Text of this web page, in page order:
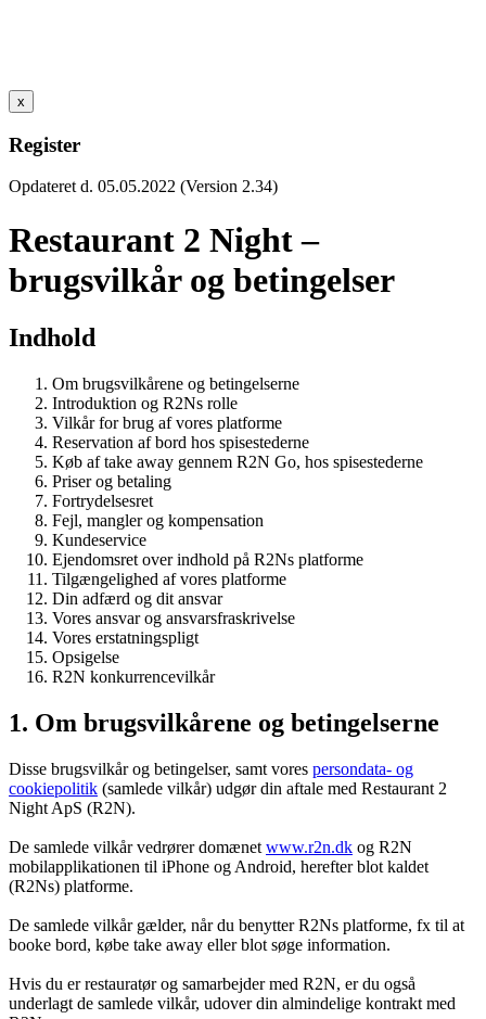
x
Register
Opdateret d. 05.05.2022 (Version 2.34)
Restaurant 2 Night –
brugsvilkår og betingelser
Indhold
Om brugsvilkårene og betingelserne
Introduktion og R2Ns rolle
Vilkår for brug af vores platforme
Reservation af bord hos spisestederne
Køb af take away gennem R2N Go, hos spisestederne
Priser og betaling
Fortrydelsesret
Fejl, mangler og kompensation
Kundeservice
Ejendomsret over indhold på R2Ns platforme
Tilgængelighed af vores platforme
Din adfærd og dit ansvar
Vores ansvar og ansvarsfraskrivelse
Vores erstatningspligt
Opsigelse
R2N konkurrencevilkår
1. Om brugsvilkårene og betingelserne
Disse brugsvilkår og betingelser, samt vores persondata- og
cookiepolitik (samlede vilkår) udgør din aftale med Restaurant 2
Night ApS (R2N).
De samlede vilkår vedrører domænet www.r2n.dk og R2N
mobilapplikationen til iPhone og Android, herefter blot kaldet
(R2Ns) platforme.
De samlede vilkår gælder, når du benytter R2Ns platforme, fx til at
booke bord, købe take away eller blot søge information.
Hvis du er restauratør og samarbejder med R2N, er du også
underlagt de samlede vilkår, udover din almindelige kontrakt med